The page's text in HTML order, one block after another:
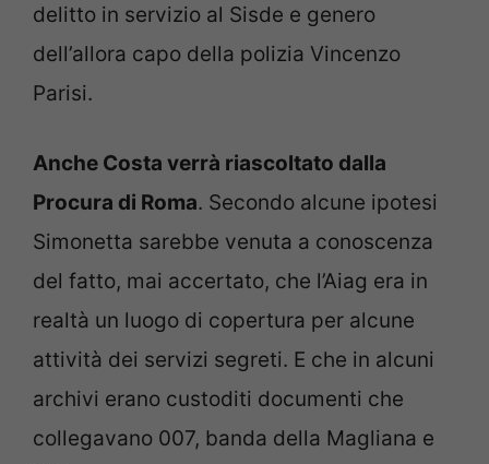
delitto in servizio al Sisde e genero
dell’allora capo della polizia Vincenzo
Parisi.
Anche Costa verrà riascoltato dalla
Procura di Roma. Secondo alcune ipotesi
Simonetta sarebbe venuta a conoscenza
del fatto, mai accertato, che l’Aiag era in
realtà un luogo di copertura per alcune
attività dei servizi segreti. E che in alcuni
archivi erano custoditi documenti che
collegavano 007, banda della Magliana e